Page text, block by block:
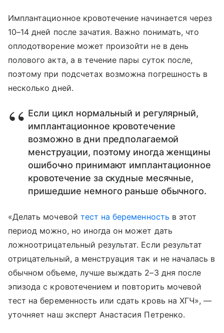
Имплантационное кровотечение начинается через
10–14 дней после зачатия. Важно понимать, что
оплодотворение может произойти не в день
полового акта, а в течение пары суток после,
поэтому при подсчетах возможна погрешность в
несколько дней.
Если цикл нормальный и регулярный,
имплантационное кровотечение
возможно в дни предполагаемой
менструации, поэтому иногда женщины
ошибочно принимают имплантационное
кровотечение за скудные месячные,
пришедшие немного раньше обычного.
«Делать мочевой тест на беременность в этот
период можно, но иногда он может дать
ложноотрицательный результат. Если результат
отрицательный, а менструация так и не началась в
обычном объеме, лучше выждать 2–3 дня после
эпизода с кровотечением и повторить мочевой
тест на беременность или сдать кровь на ХГЧ», —
уточняет наш эксперт Анастасия Петренко.